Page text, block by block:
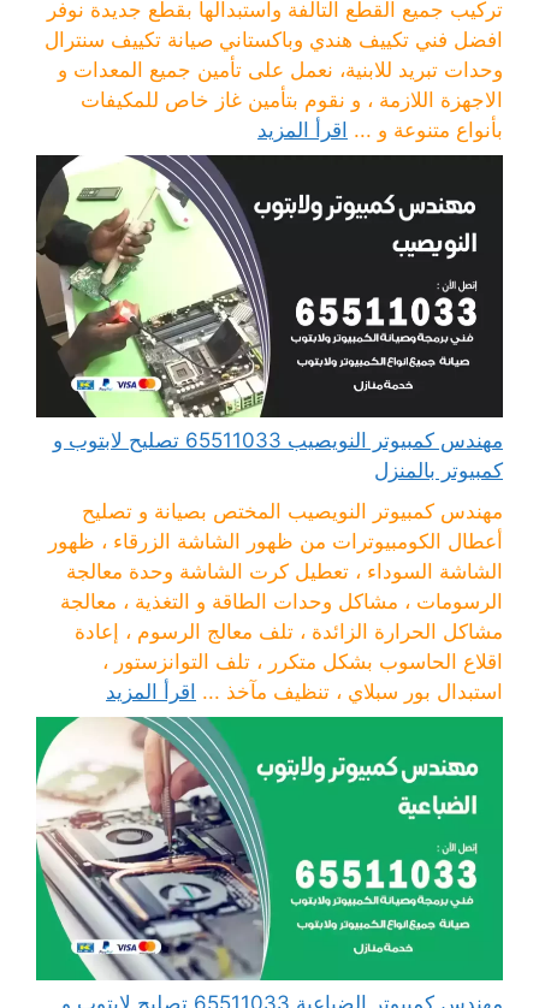
تركيب جميع القطع التالفة واستبدالها بقطع جديدة نوفر
افضل فني تكييف هندي وباكستاني صيانة تكييف سنترال
وحدات تبريد للابنية، نعمل على تأمين جميع المعدات و
الاجهزة اللازمة ، و نقوم بتأمين غاز خاص للمكيفات
بأنواع متنوعة و ... اقرأ المزيد
مهندس كمبيوتر النويصيب 65511033 تصليح لابتوب و
كمبيوتر بالمنزل
مهندس كمبيوتر النويصيب المختص بصيانة و تصليح
أعطال الكومبيوترات من ظهور الشاشة الزرقاء ، ظهور
الشاشة السوداء ، تعطيل كرت الشاشة وحدة معالجة
الرسومات ، مشاكل وحدات الطاقة و التغذية ، معالجة
مشاكل الحرارة الزائدة ، تلف معالج الرسوم ، إعادة
اقلاع الحاسوب بشكل متكرر ، تلف التوانزستور ،
استبدال بور سبلاي ، تنظيف مآخذ ... اقرأ المزيد
مهندس كمبيوتر الضباعية 65511033 تصليح لابتوب و